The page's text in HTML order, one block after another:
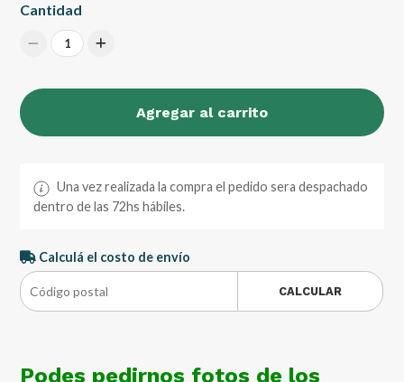
Cantidad
1
Agregar al carrito
Una vez realizada la compra el pedido sera despachado
dentro de las 72hs hábiles.
Calculá el costo de envío
CALCULAR
Podes pedirnos fotos de los